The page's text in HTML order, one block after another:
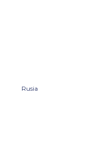
Rusia